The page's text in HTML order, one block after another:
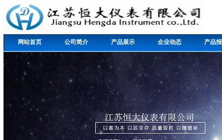
网站首页 公司简介 产品展示 企业动态 产品